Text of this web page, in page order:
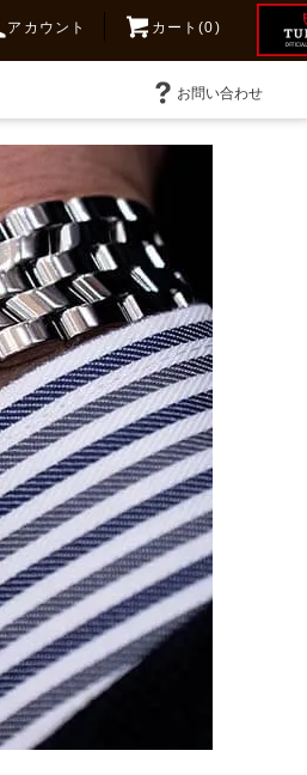
アカウント カート(0)
お問い合わせ